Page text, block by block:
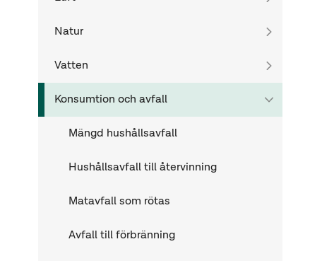
Natur
Vatten
Konsumtion och avfall
Mängd hushållsavfall
Hushållsavfall till återvinning
Matavfall som rötas
Avfall till förbränning